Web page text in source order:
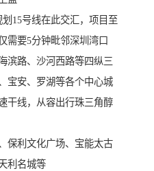
15号线在此交汇，项目至
需要5分钟毗邻深圳湾口
滨路、沙河西路等四纵三
宝安、罗湖等各个中心城
干线，从容出行珠三角醇
保利文化广场、宝能太古
利名城等